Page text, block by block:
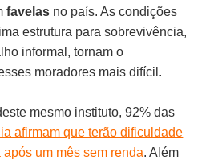
favelas no país. As condições
estrutura para sobrevivência,
informal, tornam o
moradores mais difícil.
mesmo instituto, 92% das
afirmam que terão dificuldade
um mês sem renda. Além